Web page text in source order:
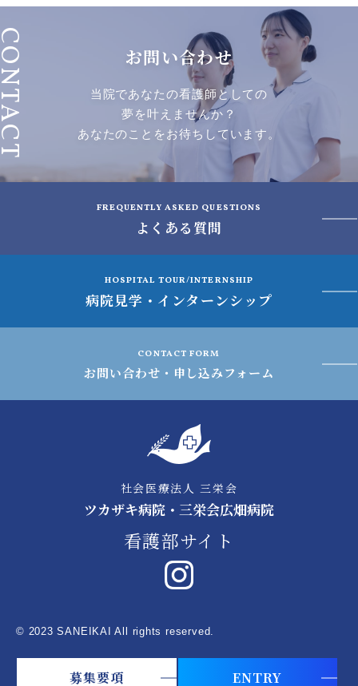
お問い合わせ
当院であなたの看護師としての
夢を叶えませんか？
あなたのことをお待ちしています。
FREQUENTLY ASKED QUESTIONS
よくある質問
HOSPITAL TOUR/INTERNSHIP
病院見学・インターンシップ
CONTACT FORM
お問い合わせ・申し込みフォーム
募集要項 ENTRY
社会医療法人 三栄会
ツカザキ病院・三栄会広畑病院
看護部サイト
© 2023 SANEIKAI All rights reserved.